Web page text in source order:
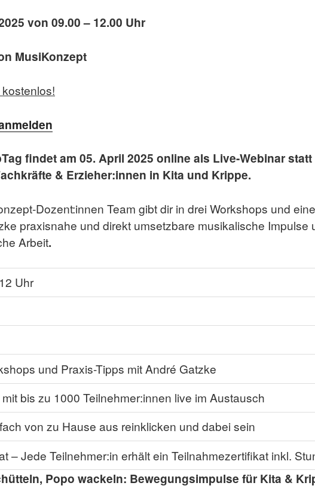
von 09.00 – 12.00 Uhr
MusiKonzept
findet am 05. April 2025 online als Live-Webinar
& Erzieher:innen in Kita und Krippe.
Dozent:innen Team gibt dir in drei Workshops und
praxisnahe und direkt umsetzbare musikalische Impulse
Arbeit.
Uhr
und Praxis-Tipps mit André Gatzke
bis zu 1000 Teilnehmer:innen live im Austausch
von zu Hause aus reinklicken und dabei sein
–Jede Teilnehmer:in erhält ein Teilnahmezertifikat inkl.
Popo wackeln: Bewegungsimpulse für Kita &